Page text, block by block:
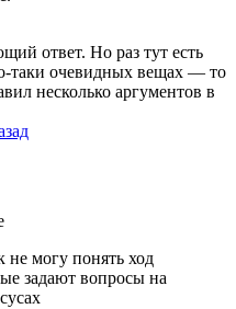
ответ. Но раз тут есть
таки очевидных вещах — то
несколько аргументов в
не могу понять ход
задают вопросы на